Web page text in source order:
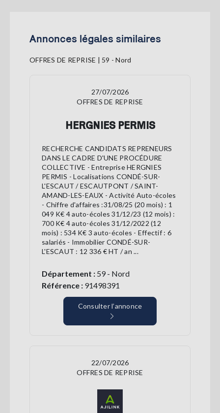
Annonces légales similaires
OFFRES DE REPRISE | 59 - Nord
27/07/2026
OFFRES DE REPRISE
HERGNIES PERMIS
RECHERCHE CANDIDATS REPRENEURS
DANS LE CADRE D'UNE PROCÉDURE
COLLECTIVE - Entreprise HERGNIES
PERMIS - Localisations CONDÉ-SUR-
L'ESCAUT / ESCAUTPONT / SAINT-
AMAND-LES-EAUX - Activité Auto-écoles
- Chiffre d'affaires :31/08/25 (20 mois) : 1
049 K€ 4 auto-écoles 31/12/23 (12 mois) :
700 K€ 4 auto-écoles 31/12/2022 (12
mois) : 534 K€ 3 auto-écoles - Effectif : 6
salariés - Immobilier CONDÉ-SUR-
L'ESCAUT : 12 336 € HT / an ...
Département : 59 - Nord
Référence : 91498391
Consulter l’annonce
22/07/2026
OFFRES DE REPRISE